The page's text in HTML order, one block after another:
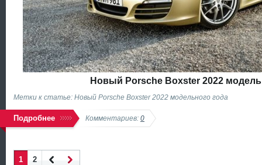
Новый Porsche Boxster 2022
Метки к статье: Новый Porsche Boxster 2022 модельного года
Подробнее Комментариев: 0
1
2